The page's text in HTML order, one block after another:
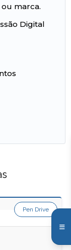
marca.
Digital
Pen Drive